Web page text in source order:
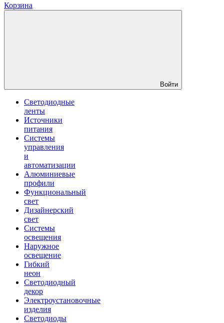
Корзина
Войти
Светодиодные
ленты
Источники
питания
Системы
управления
и
автоматизации
Алюминиевые
профили
Функциональный
свет
Дизайнерский
свет
Системы
освещения
Наружное
освещение
Гибкий
неон
Светодиодный
декор
Электроустановочные
изделия
Светодиоды